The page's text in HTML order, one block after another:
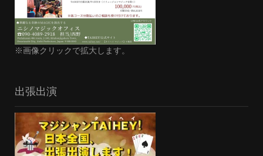
※画像クリックで拡大します。
出張出演